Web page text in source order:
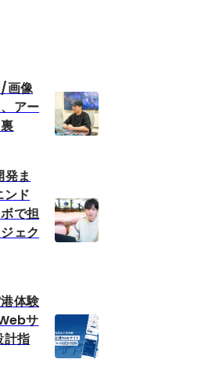
画像
アー
ま
ンド
で担
ェク
体験
サ
計指